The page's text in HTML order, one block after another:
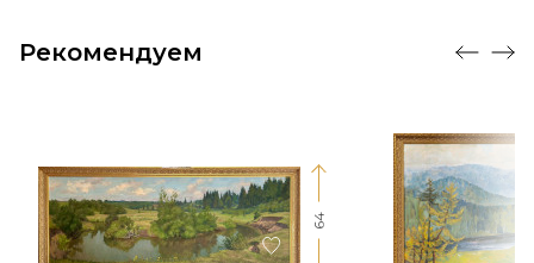
Рекомендуем
64